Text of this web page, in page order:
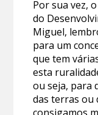
Por sua vez,
do
Miguel,
para um
que tem
esta
ou seja, para
das terras ou